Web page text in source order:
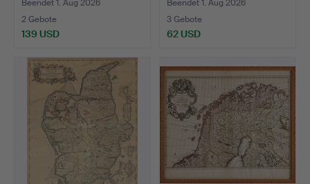
Beendet 1. Aug 2026
2 Gebote
139 USD
KUPFE…
Beendet 1. Aug 2026
3 Gebote
62 USD